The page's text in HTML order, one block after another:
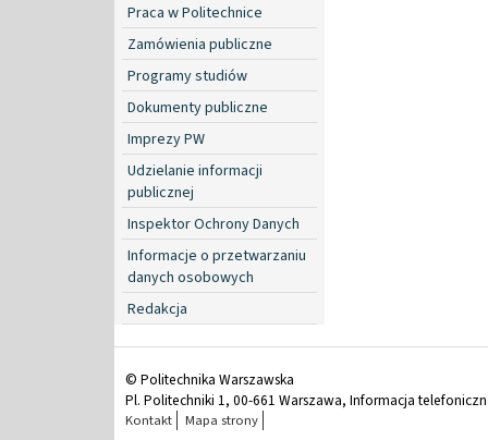
Praca w Politechnice
Zamówienia publiczne
Programy studiów
Dokumenty publiczne
Imprezy PW
Udzielanie informacji
publicznej
Inspektor Ochrony Danych
Informacje o przetwarzaniu
danych osobowych
Redakcja
© Politechnika Warszawska
Pl. Politechniki 1, 00-661 Warszawa, Informacja
Kontakt Mapa strony